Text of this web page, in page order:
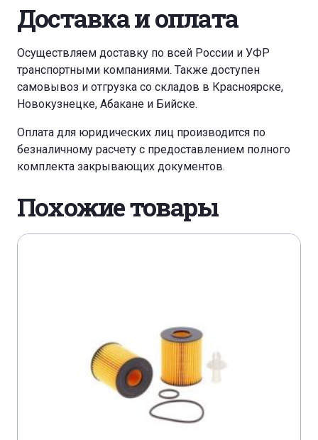
MAZDA 6 1,8
MAZDA 6 2,0 MAZDA 6 2,0
MAZDA 6 2,0 MZR MAZDA 6 2,2 D SKYACTIV-D
MAZDA 6 2,2 D SKYACTIV-D
MAZDA MX 5 2,0I
Доставка и оплата
Осуществляем доставку по всей России и УФР
транспортными компаниями. Также доступен
самовывоз и отгрузка со складов в Красноярске,
Новокузнецке, Абакане и Бийске.
Оплата для юридических лиц производится по
безналичному расчету с предоставлением полного
комплекта закрывающих документов.
Похожие товары